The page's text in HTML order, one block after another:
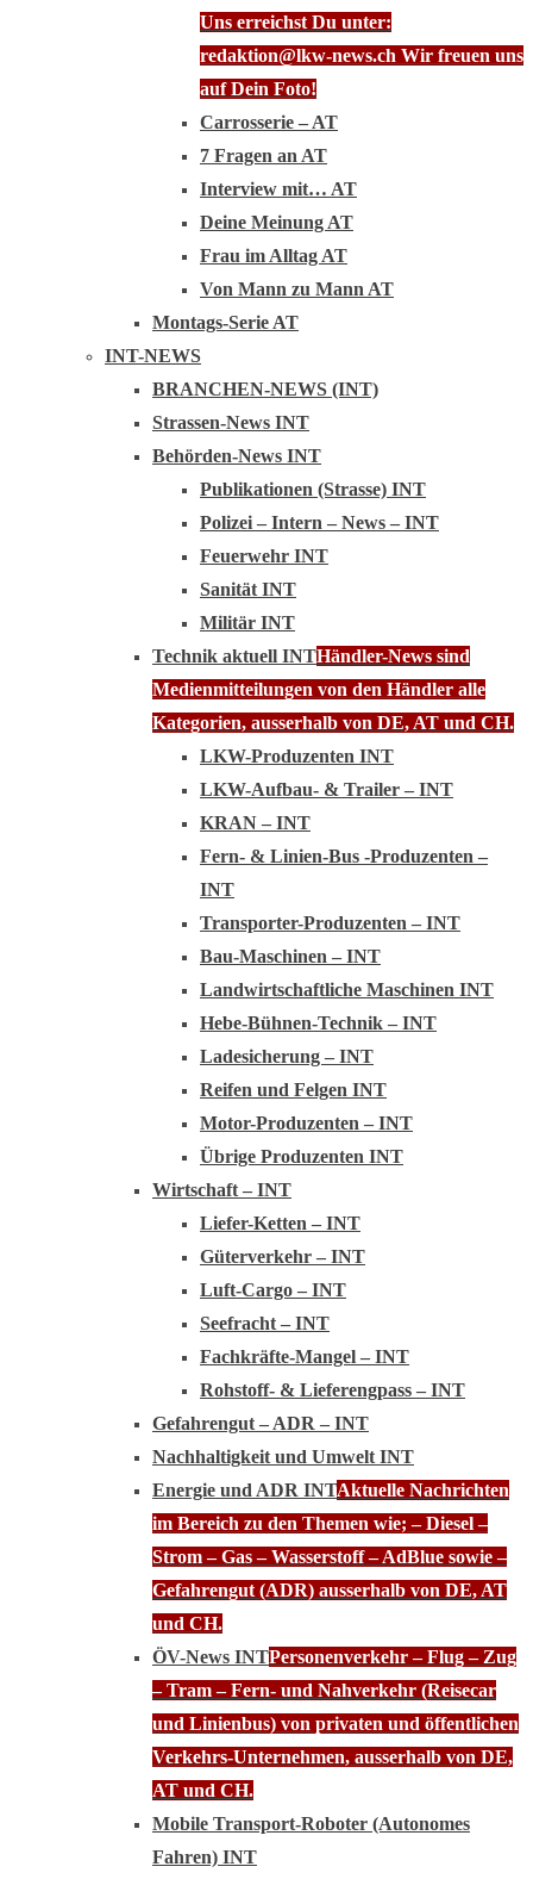
Uns erreichst Du unter:
redaktion@lkw-news.ch Wir freuen uns
auf Dein Foto!
Carrosserie – AT
7 Fragen an AT
Interview mit… AT
Deine Meinung AT
Frau im Alltag AT
Von Mann zu Mann AT
Montags-Serie AT
INT-NEWS
BRANCHEN-NEWS (INT)
Strassen-News INT
Behörden-News INT
Publikationen (Strasse) INT
Polizei – Intern – News – INT
Feuerwehr INT
Sanität INT
Militär INT
Technik aktuell INTHändler-News sind
Medienmitteilungen von den Händler alle
Kategorien, ausserhalb von DE, AT und CH.
LKW-Produzenten INT
LKW-Aufbau- & Trailer – INT
KRAN – INT
Fern- & Linien-Bus -Produzenten –
INT
Transporter-Produzenten – INT
Bau-Maschinen – INT
Landwirtschaftliche Maschinen INT
Hebe-Bühnen-Technik – INT
Ladesicherung – INT
Reifen und Felgen INT
Motor-Produzenten – INT
Übrige Produzenten INT
Wirtschaft – INT
Liefer-Ketten – INT
Güterverkehr – INT
Luft-Cargo – INT
Seefracht – INT
Fachkräfte-Mangel – INT
Rohstoff- & Lieferengpass – INT
Gefahrengut – ADR – INT
Nachhaltigkeit und Umwelt INT
Energie und ADR INTAktuelle Nachrichten
im Bereich zu den Themen wie; – Diesel –
Strom – Gas – Wasserstoff – AdBlue sowie –
Gefahrengut (ADR) ausserhalb von DE, AT
und CH.
ÖV-News INTPersonenverkehr – Flug – Zug
– Tram – Fern- und Nahverkehr (Reisecar
und Linienbus) von privaten und öffentlichen
Verkehrs-Unternehmen, ausserhalb von DE,
AT und CH.
Mobile Transport-Roboter (Autonomes
Fahren) INT